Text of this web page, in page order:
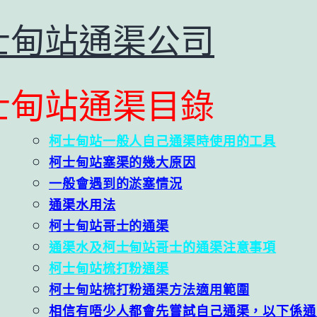
甸站通渠公司
甸站通渠目錄
柯士甸站一般人自己通渠時使用的工具
柯士甸站塞渠的幾大原因
一般會遇到的淤塞情況
通渠水用法
柯士甸站哥士的通渠
通渠水及柯士甸站哥士的通渠注意事項
柯士甸站梳打粉通渠
柯士甸站梳打粉通渠方法適用範圍
相信有唔少人都會先嘗試自己通渠，以下係